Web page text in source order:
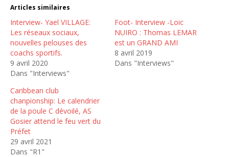
Articles similaires
Interview- Yael VILLAGE:
Les réseaux sociaux,
nouvelles pelouses des
coachs sportifs.
9 avril 2020
Dans "Interviews"
Foot- Interview -Loic
NUIRO : Thomas LEMAR
est un GRAND AMI
8 avril 2019
Dans "Interviews"
Caribbean club
chanpionship: Le calendrier
de la poule C dévoilé, AS
Gosier attend le feu vert du
Préfet
29 avril 2021
Dans "R1"